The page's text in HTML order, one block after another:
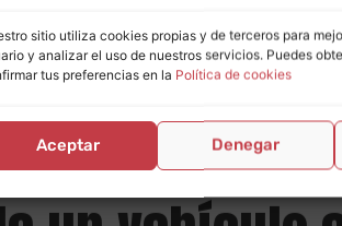
sitio utiliza cookies propias y de terceros para
y analizar el uso de nuestros servicios. Puedes
tus preferencias en la Política de cookies
Aceptar Denegar
Cambiamos el
un vehículo